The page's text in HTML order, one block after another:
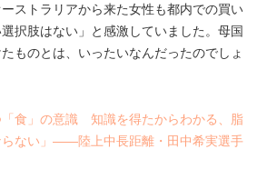
ストラリアから来た女性も都内での買い
択肢はない」と感激していました。母国
ものとは、いったいなんだったのでしょ
「食」の意識 知識を得たからわかる、脂
らない」――陸上中長距離・田中希実選手